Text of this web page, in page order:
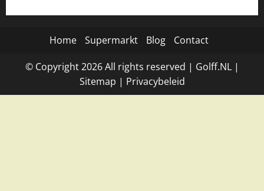
Home Supermarkt Blog Contact
© Copyright2026All rights reserved | Golff.NL|
Sitemap | Privacybeleid